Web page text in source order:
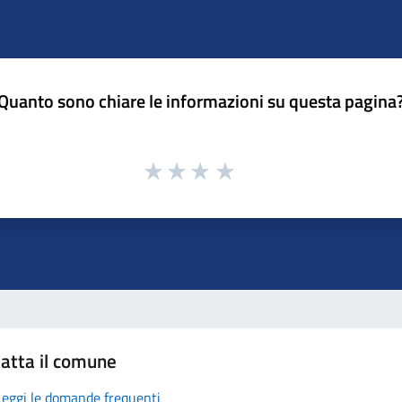
sono chiare le informazioni su questa
il comune
le domande frequenti